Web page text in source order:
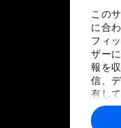
この
に合
フィ
ザー
報を
信、
有し
ユー
報や